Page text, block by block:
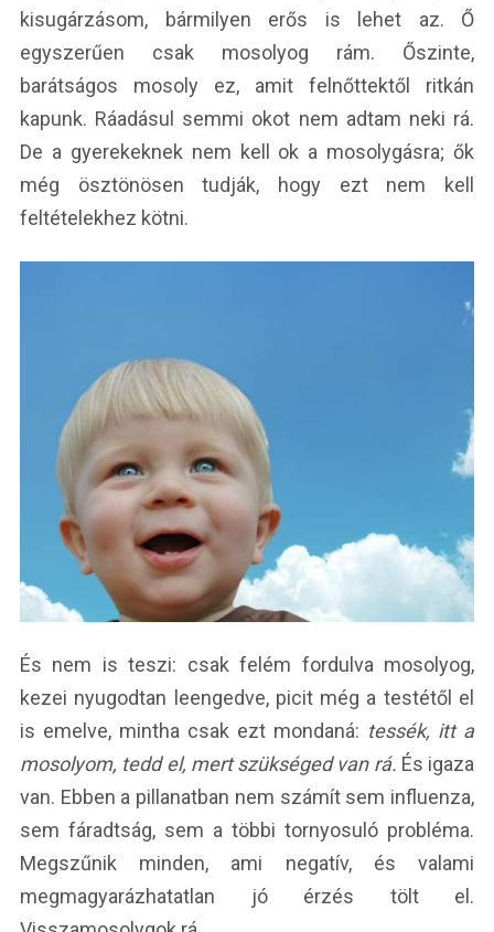
kisugárzásom, bármilyen erős is lehet az. Ő
egyszerűen csak mosolyog rám. Őszinte,
barátságos mosoly ez, amit felnőttektől ritkán
kapunk. Ráadásul semmi okot nem adtam neki rá.
De a gyerekeknek nem kell ok a mosolygásra; ők
még ösztönösen tudják, hogy ezt nem kell
feltételekhez kötni.
És nem is teszi: csak felém fordulva mosolyog,
kezei nyugodtan leengedve, picit még a testétől el
is emelve, mintha csak ezt mondaná: tessék, itt a
mosolyom, tedd el, mert szükséged van rá. És igaza
van. Ebben a pillanatban nem számít sem influenza,
sem fáradtság, sem a többi tornyosuló probléma.
Megszűnik minden, ami negatív, és valami
megmagyarázhatatlan jó érzés tölt el.